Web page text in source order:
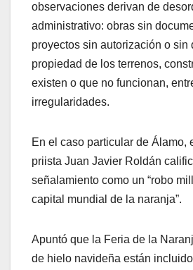
observaciones derivan de
administrativo: obras sin
proyectos sin autorización o sin
propiedad de los terrenos,
existen o que no funcionan,
irregularidades.
En el caso particular de Álamo,
priista Juan Javier Roldán
señalamiento como un “robo
capital mundial de la naranja”.
Apuntó que la Feria de la
de hielo navideña están